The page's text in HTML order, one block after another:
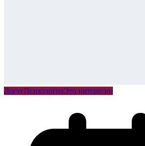
ДосугПсихологияЭто интересно